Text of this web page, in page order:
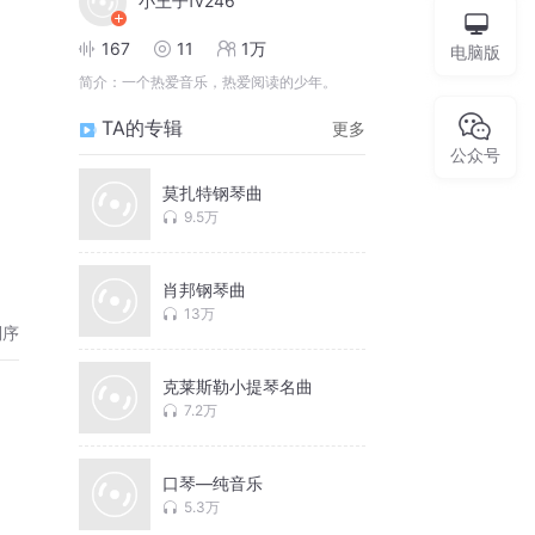
167 11 1万
简介： 一个热爱音乐，热爱阅读的少年。
TA的专辑 更多
莫扎特钢琴曲
9.5万
肖邦钢琴曲
13万
克莱斯勒小提琴名曲
7.2万
口琴—纯音乐
5.3万
电脑版
公众号